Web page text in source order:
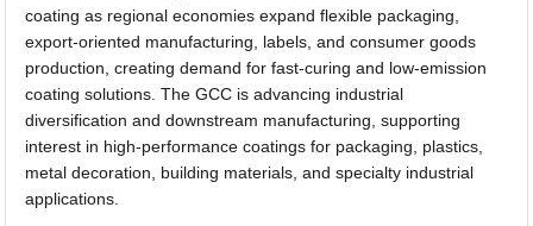
coating as regional economies expand flexible packaging,
export-oriented manufacturing, labels, and consumer goods
production, creating demand for fast-curing and low-emission
coating solutions. The GCC is advancing industrial
diversification and downstream manufacturing, supporting
interest in high-performance coatings for packaging, plastics,
metal decoration, building materials, and specialty industrial
applications.